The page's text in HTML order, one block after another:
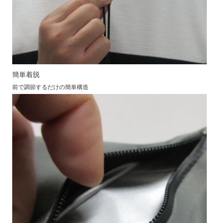
簡単着脱
前で調節するだけの簡単構造